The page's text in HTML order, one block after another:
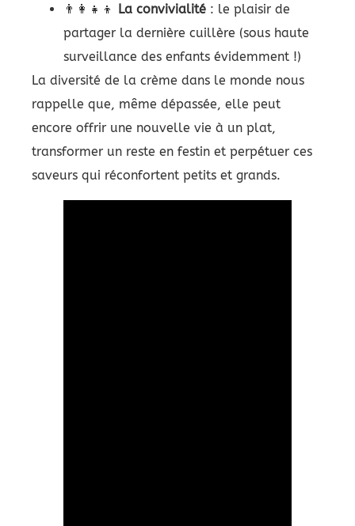
👨‍👩‍👧‍👦 La convivialité : le plaisir de
partager la dernière cuillère (sous haute
surveillance des enfants évidemment !)
La diversité de la crème dans le monde nous
rappelle que, même dépassée, elle peut
encore offrir une nouvelle vie à un plat,
transformer un reste en festin et perpétuer ces
saveurs qui réconfortent petits et grands.